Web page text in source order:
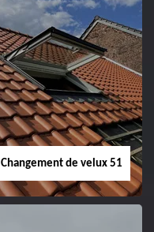
Démoussage de
toiture 51
Changement de velux 51